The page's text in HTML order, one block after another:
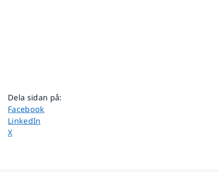
Dela sidan på:
Dela sidan på
Facebook
Dela sidan på
LinkedIn
Dela sidan på
X